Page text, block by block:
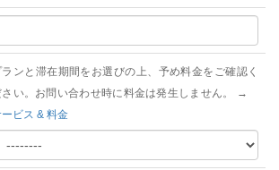
ランと滞在期間をお選びの上、予め料金をご確認く
さい。お問い合わせ時に料金は発生しません。 →
ビス & 料金